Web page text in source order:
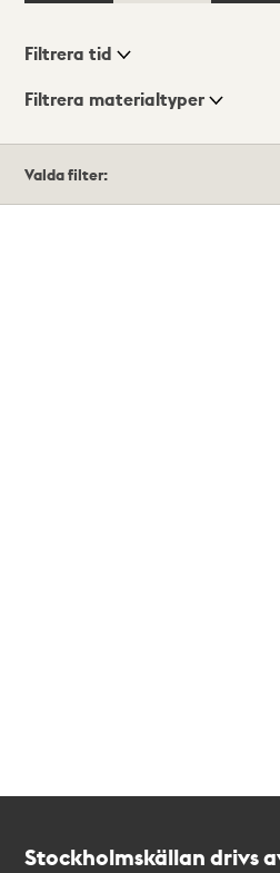
Visningsläge
Filtrera tid
Filtrera materialtyper
träffar
Valda filter:
Stockholmskällan drivs